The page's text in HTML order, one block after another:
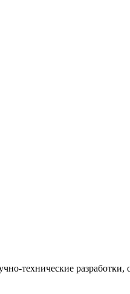
технические разработки,